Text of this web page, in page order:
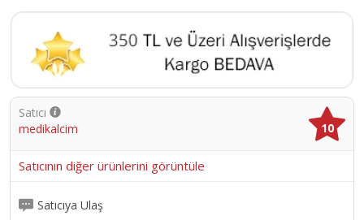
Sporculara Özellikle Tavsiye Edilir Profesyonel ya da hobi olarak sık
sık spor yapan kişilerin kasları bir süre sonra fazla miktarda
sertleşebilir.; Kasların haddinden fazla yıpranması sporcuların
yaşam kalitesini düşürebilir.; Comfort Plus masaj cihazı sayesinde
kaslarınızı gevşetebilirsiniz.; Kompakt Bir Tasarım Makul ölçülere
sahiptir.; Sadece birkaç tane tuşla kontrol edilmektedir.; Bu sayede
hemen herkes tarafından kullanılabilir.; Ekranı oldukça geniştir.;
Böylece sayıları çok rahat bir şekilde görebilirsiniz.; Saklaması
plastik malzeme kullanılarak imal edilmiştir.; Senelerce sizlere
Ürün Kodu : 7319-546764332564
Satıcı
medikalcim
10
Satıcının diğer ürünlerini görüntüle
Satıcıya Ulaş